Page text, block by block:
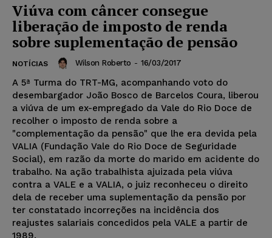
Viúva com câncer consegue
liberação de imposto de renda
sobre suplementação de pensão
NOTÍCIAS Wilson Roberto - 16/03/2017
A 5ª Turma do TRT-MG, acompanhando voto do
desembargador João Bosco de Barcelos Coura, liberou
a viúva de um ex-empregado da Vale do Rio Doce de
recolher o imposto de renda sobre a
"complementação da pensão" que lhe era devida pela
VALIA (Fundação Vale do Rio Doce de Seguridade
Social), em razão da morte do marido em acidente do
trabalho. Na ação trabalhista ajuizada pela viúva
contra a VALE e a VALIA, o juiz reconheceu o direito
dela de receber uma suplementação da pensão por
ter constatado incorreções na incidência dos
reajustes salariais concedidos pela VALE a partir de
1989.